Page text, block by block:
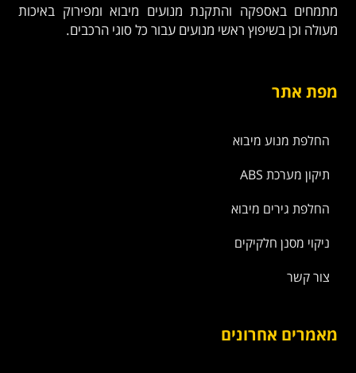
מתמחים באספקה והתקנת מנועים מיבוא ומפירוק באיכות
מעולה וכן בשיפוץ ראשי מנועים עבור כל סוגי הרכבים.
מפת אתר
החלפת מנוע מיבוא
תיקון מערכת ABS
החלפת גירים מיבוא
ניקוי מסנן חלקיקים
צור קשר
מאמרים אחרונים